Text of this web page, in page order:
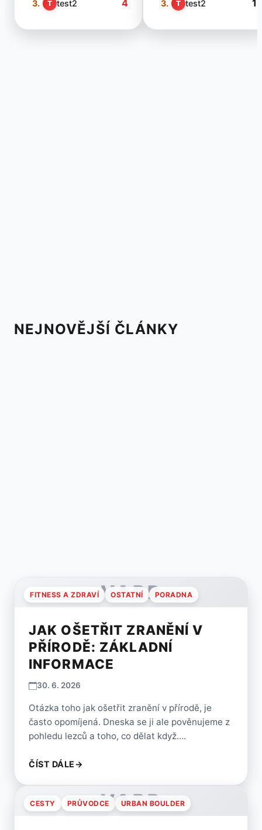
3. T test2 4 3. T test2 1
NEJNOVĚJŠÍ ČLÁNKY
VARP
FITNESS A ZDRAVÍ OSTATNÍ PORADNA
JAK OŠETŘIT ZRANĚNÍ V
PŘÍRODĚ: ZÁKLADNÍ
INFORMACE
30. 6. 2026
Otázka toho jak ošetřit zranění v přírodě, je
často opomíjená. Dneska se ji ale pověnujeme z
pohledu lezců a toho, co dělat když….
ČÍST DÁLE→
VARP
CESTY PRŮVODCE URBAN BOULDER